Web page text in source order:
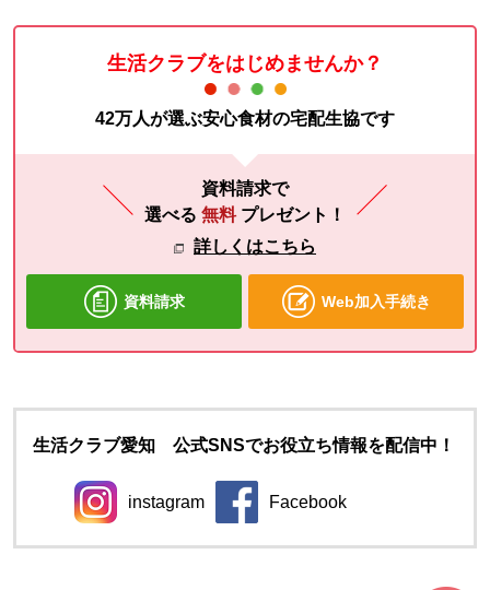
生活クラブをはじめませんか？
42万人が選ぶ安心食材の宅配生協です
資料請求で
選べる 無料 プレゼント！
詳しくはこちら
資料請求 Web加入手続き
生活クラブ愛知 公式SNSでお役立ち情報を配信中！
instagram
別のウィンドウで開きます。
Facebook